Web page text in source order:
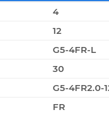
4
12
G5-4FR-L
30
G5-4FR2.0-
FR